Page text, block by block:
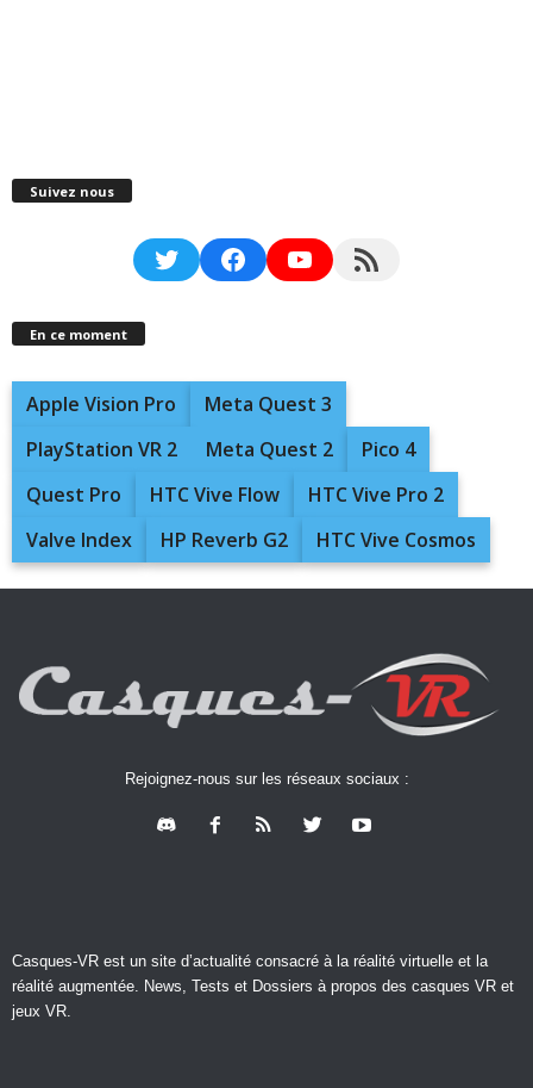
Suivez nous
TwitterFacebookYouTubeRSS Feed
En ce moment
Apple Vision Pro
Meta Quest 3
PlayStation VR 2
Meta Quest 2
Pico 4
Quest Pro
HTC Vive Flow
HTC Vive Pro 2
Valve Index
HP Reverb G2 HTC Vive Cosmos
Rejoignez-nous sur les réseaux sociaux :
Casques-VR est un site d’actualité consacré à la réalité virtuelle et la
réalité augmentée. News, Tests et Dossiers à propos des casques VR et
jeux VR.